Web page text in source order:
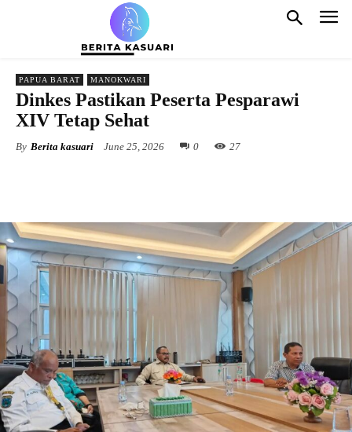
PAPUA BARAT MANOKWARI
Dinkes Pastikan Peserta Pesparawi
XIV Tetap Sehat
By Berita kasuari June 25, 2026 0 27